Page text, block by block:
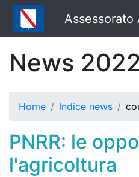
Assessorato
News 2022
Home Indice news
PNRR: le
l'agricoltura